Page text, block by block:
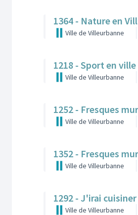
1364 - Nature en
Ville de Villeurbanne
1218 - Sport en
Ville de Villeurbanne
1252 - Fresques
Ville de Villeurbanne
1352 - Fresques
Ville de Villeurbanne
1292 - J'irai
Ville de Villeurbanne